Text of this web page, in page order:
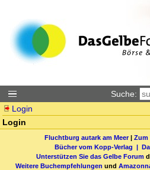
Suche:
Login
Login
Fluchtburg autark am Meer| Zum
Bücher vom Kopp-Verlag |
Unterstützen Sie das Gelbe Forum
Weitere Buchempfehlungen und